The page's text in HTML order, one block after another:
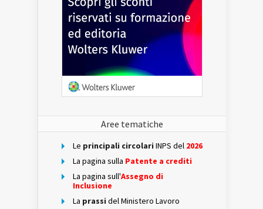
Aree tematiche
Le principali circolari INPS del 2026
La pagina sulla Patente a crediti
La pagina sull'Assegno di
Inclusione
La prassi del Ministero Lavoro